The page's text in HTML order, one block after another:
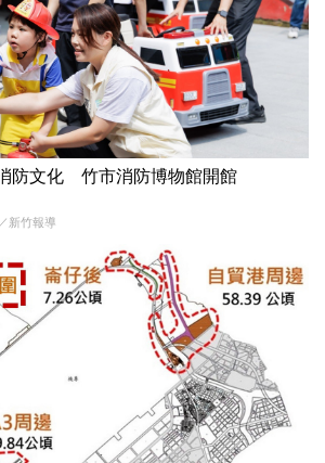
防文化 竹市消防博物館開館
新竹報導